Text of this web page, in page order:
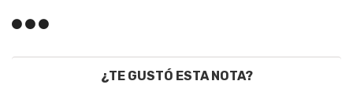
¿TE GUSTÓ ESTA NOTA?